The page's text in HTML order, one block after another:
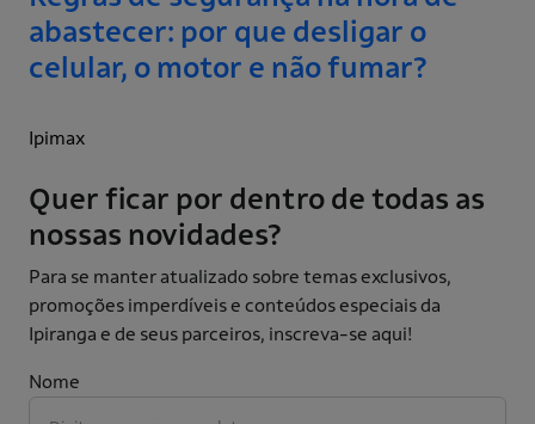
abastecer: por que desligar o
celular, o motor e não fumar?
Ipimax
Quer ficar por dentro de todas as
nossas novidades?
Para se manter atualizado sobre temas exclusivos,
promoções imperdíveis e conteúdos especiais da
Ipiranga e de seus parceiros, inscreva-se aqui!
Nome